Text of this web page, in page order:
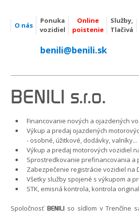
O nás
Ponuka
vozidiel
Online
poistenie
Služby,
Tlačivá
benili@benili.sk
BENILI s.r.o.
Financovanie nových a ojazdených
Výkup a predaj ojazdených
- osobné, úžitkové, dodávky, valníky...
Výkup a predaj motorových vozidiel
Sprostredkovanie prefinancovania a
Zabezpečenie registrácie vozidiel na
Všetky služby spojené s výkupom a
STK, emisná kontrola, kontrola
SpoločnosťBENILI
so sídlom v Trenčíne